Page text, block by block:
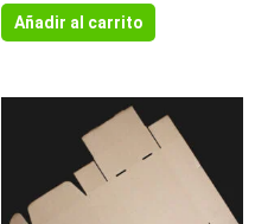
Añadir al carrito